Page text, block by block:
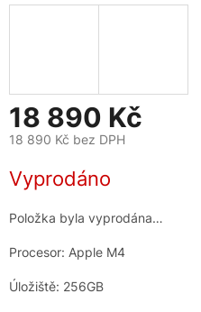
18 890 Kč
18 890 Kč bez DPH
cena:
Vyprodáno
Položka byla vyprodána…
Procesor: Apple M4
Úložiště: 256GB